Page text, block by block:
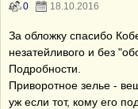
0 18.10.2016
За обложку спасибо
незатейливого и без
Подробности.
Приворотное зелье -
уж если тот, кому его